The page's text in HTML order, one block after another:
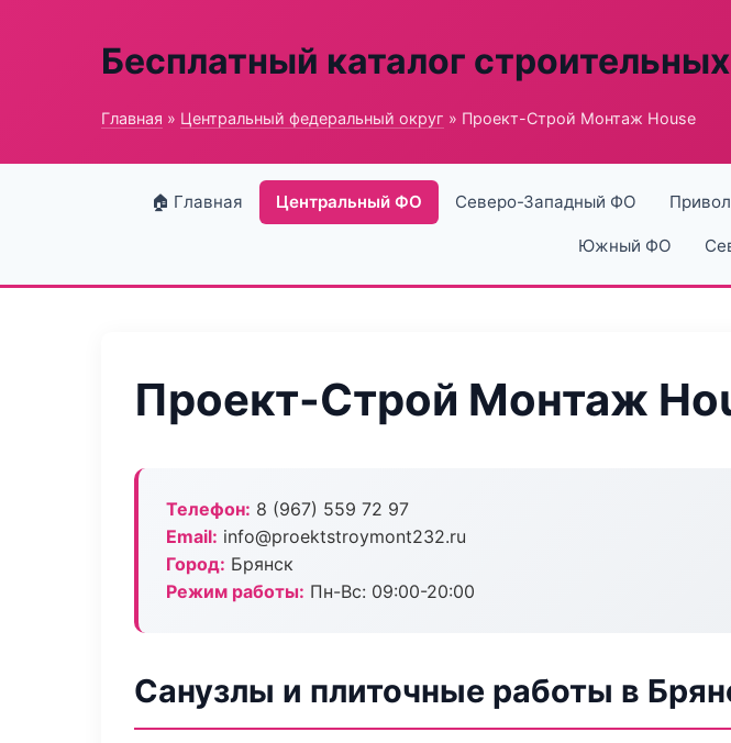
Бесплатный каталог
Главная » Центральный федеральный округ » Проект-Строй Монтаж House
🏠 Главная Центральный ФО Северо-Западный ФО
Южный ФО
Проект-Строй Монтаж
Телефон: 8 (967) 559 72 97
Email: info@proektstroymont232.ru
Город: Брянск
Режим работы: Пн-Вс: 09:00-20:00
Санузлы и плиточные работы в